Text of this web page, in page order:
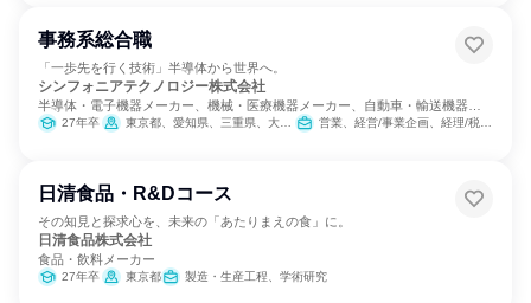
事務系総合職
「一歩先を行く技術」半導体から世界へ。
シンフォニアテクノロジー株式会社
半導体・電子機器メーカー、機械・医療機器メーカー、自動車・輸送機器メ
ーカー27年卒 東京都、愛知県、三重県、大阪府 営業、経営/事業企画、経理/税務/財務、人事、総務、法務/知財、広報/IR
日清食品・R&Dコース
その知見と探求心を、未来の「あたりまえの食」に。
日清食品株式会社
食品・飲料メーカー
27年卒 東京都 製造・生産工程、学術研究